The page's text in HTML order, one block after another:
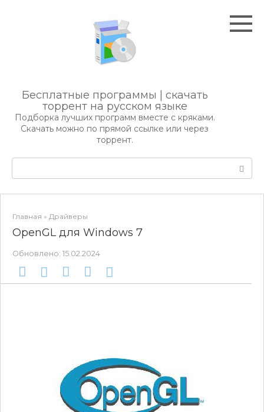
Бесплатные программы | скачать
торрент на русском языке
Подборка лучших программ вместе с кряками.
Скачать можно по прямой ссылке или через
торрент.
Главная » Драйверы
OpenGL для Windows 7
Обновлено: 15.02.2024